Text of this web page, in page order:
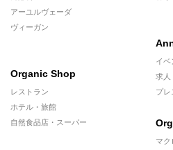
アーユルヴェーダ
ヴィーガン
Organic Shop
レストラン
ホテル・旅館
自然食品店・スーパー
イベ
求人
プレ
マ